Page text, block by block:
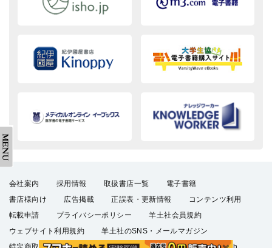
会社案内 採用情報 取扱書店一覧
電子書籍
書店様向け
広告掲載 正誤表・更新情報
コンテンツ利用
転載申請
プライバシーポリシー
羊土社会員規約
ウェブサイト利用規約
羊土社のSNS・メールマガジン